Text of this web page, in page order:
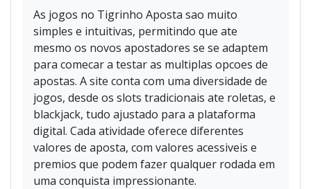
As jogos no Tigrinho Aposta sao muito
simples e intuitivas, permitindo que ate
mesmo os novos apostadores se se adaptem
para comecar a testar as multiplas opcoes de
apostas. A site conta com uma diversidade de
jogos, desde os slots tradicionais ate roletas, e
blackjack, tudo ajustado para a plataforma
digital. Cada atividade oferece diferentes
valores de aposta, com valores acessiveis e
premios que podem fazer qualquer rodada em
uma conquista impressionante.